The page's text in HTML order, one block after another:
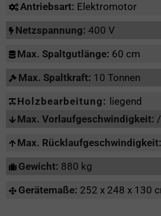
Antriebsart: Elektromotor
Netzspannung: 400 V
Max. Spaltgutlänge: 60 cm
Max. Spaltkraft: 10 Tonnen
Holzbearbeitung: liegend
Max. Vorlaufgeschwindigkeit: /
Max. Rücklaufgeschwindigkeit:
Gewicht: 880 kg
Gerätemaße: 252 x 248 x 130